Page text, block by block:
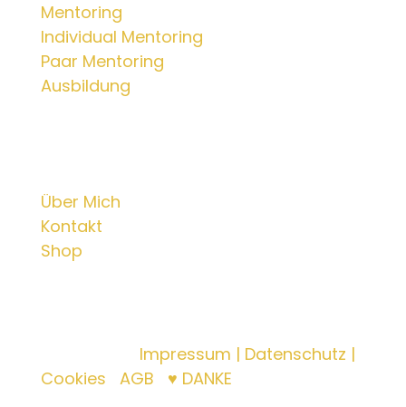
Mentoring
Individual Mentoring
Paar Mentoring
Ausbildung
Über Mich
Kontakt
Shop
Impressum | Datenschutz |
Cookies
AGB ♥ DANKE